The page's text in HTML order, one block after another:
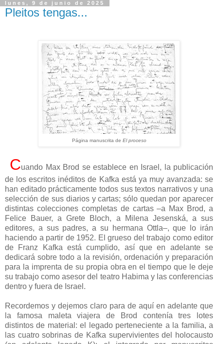
lunes, 9 de junio de 2025
Pleitos tengas...
Página manuscrita de El proceso
Cuando Max Brod se establece en Israel, la publicación
de los escritos inéditos de Kafka está ya muy avanzada: se
han editado prácticamente todos sus textos narrativos y una
selección de sus diarios y cartas; sólo quedan por aparecer
distintas colecciones completas de cartas –a Max Brod, a
Felice Bauer, a Grete Bloch, a Milena Jesenská, a sus
editores, a sus padres, a su hermana Ottla–, que lo irán
haciendo a partir de 1952. El grueso del trabajo como editor
de Franz Kafka está cumplido, así que en adelante se
dedicará sobre todo a la revisión, ordenación y preparación
para la imprenta de su propia obra en el tiempo que le deje
su trabajo como asesor del teatro Habima y las conferencias
dentro y fuera de Israel.
Recordemos y dejemos claro para de aquí en adelante que
la famosa maleta viajera de Brod contenía tres lotes
distintos de material: el legado perteneciente a la familia, a
las cuatro sobrinas de Kafka supervivientes del holocausto